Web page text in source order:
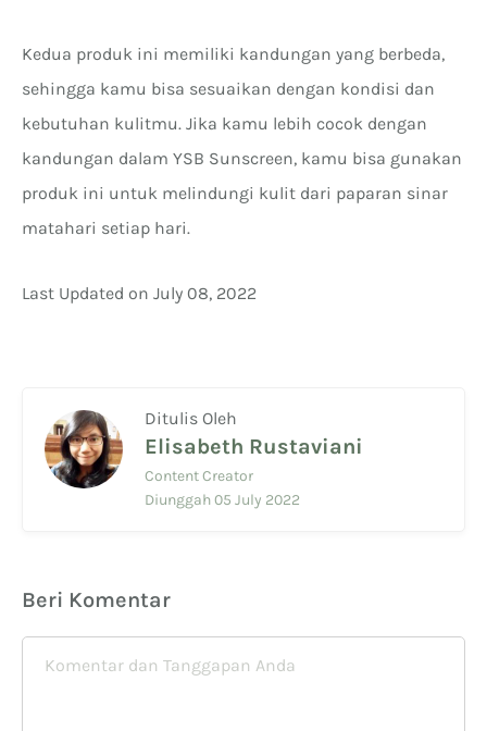
Kedua produk ini memiliki kandungan yang berbeda,
sehingga kamu bisa sesuaikan dengan kondisi dan
kebutuhan kulitmu. Jika kamu lebih cocok dengan
kandungan dalam YSB Sunscreen, kamu bisa gunakan
produk ini untuk melindungi kulit dari paparan sinar
matahari setiap hari.
Last Updated on July 08, 2022
Ditulis Oleh
Elisabeth Rustaviani
Content Creator
Diunggah 05 July 2022
Beri Komentar